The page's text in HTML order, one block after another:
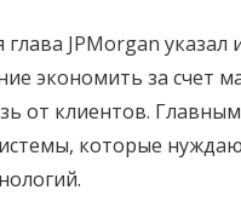
JPMorgan
экономить за счет
от клиентов.
которые